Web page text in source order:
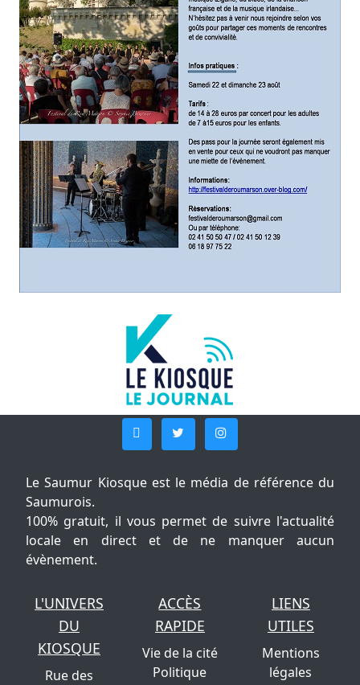
Le Saumur Kiosque est le média de référence du
Saumurois.
100% gratuit, il vous permet de suivre l'actualité
locale en direct et de ne manquer aucun
évènement.
L'UNIVERS
DU
KIOSQUE
Rue des
ACCÈS
RAPIDE
Vie de la cité
Politique
LIENS
UTILES
Mentions
légales